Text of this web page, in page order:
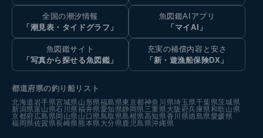
全国の潮汐情報
「潮見表・タイドグラフ」
魚図鑑AIアプリ
「マイAI」
魚図鑑サイト
「写真から探せる魚図鑑」
充実の補償内容と安さ
「新・遊漁船保険DX」
都道府県の釣り船リスト
北海道岩手県宮城県山形県福島県東京都神奈川県埼玉県千葉県茨城県
新潟県富山県石川県福井県愛知県静岡県三重県大阪府兵庫県和歌山県
京都府広島県岡山県山口県鳥取県島根県高知県香川県徳島県愛媛県
福岡県佐賀県長崎県熊本県大分県鹿児島県沖縄県